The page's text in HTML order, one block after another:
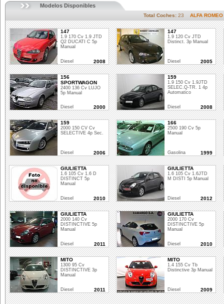
Modelos Disponibles
Total Coches: 23 ALFA ROMEO
147
1.9 170 Cv 1.9 JTD
Q2 DUCATI C 5p
Manual
Diesel 2008
147
1.9 120 Cv JTD
Distinct. 3p Manual
Diesel 2005
156
SPORTWAGON
2400 136 Cv LUJO
5p Manual
Diesel 2000
159
1.9 150 Cv 1.9JTD
SELEC.Q-TR. 1 4p
Automatico
Diesel 2008
159
2000 150 CV Cv
SELECTIVE 4p Sec.
Diesel 2006
166
2500 190 Cv 5p
Manual
Gasolina 1999
GIULIETTA
1.6 105 Cv 1.6 D
DISTINCT 5p
Manual
Diesel 2010
GIULIETTA
1.6 105 Cv 1.6JTD
M DISTI 5p Manual
Diesel 2012
GIULIETTA
2000 140 Cv
DISTINCTIVE 5p
Manual
Diesel 2011
GIULIETTA
2000 170 Cv
DISTINCTIVE 5p
Manual
Diesel 2010
MITO
1300 95 Cv
DISTINCTIVE 3p
Manual
Diesel 2011
MITO
1.4 155 Cv Tb
Distinctive 3p Manual
Diesel 2009